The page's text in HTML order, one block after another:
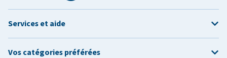
Services et aide
Vos catégories préférées